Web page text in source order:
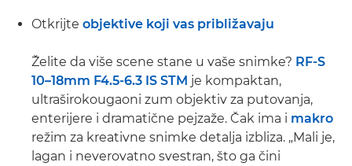
Otkrijte objektive koji vas približavaju
Želite da više scene stane u vaše snimke? RF-S
10–18mm F4.5-6.3 IS STM je kompaktan,
ultraširokougaoni zum objektiv za putovanja,
enterijere i dramatične pejzaže. Čak ima i makro
režim za kreativne snimke detalja izbliza. „Mali je,
lagan i neverovatno svestran, što ga čini